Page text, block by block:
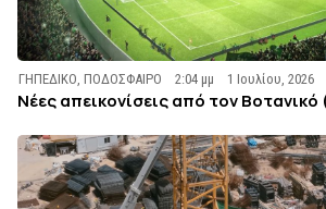
ΓΗΠΕΔΙΚΟ, ΠΟΔΟΣΦΑΙΡΟ 2:04 μμ 1 Ιουλίου, 2026
Νέες απεικονίσεις από τον